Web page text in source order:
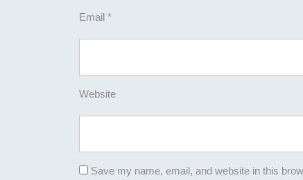
Email *
Website
Save my name, email, and website in this